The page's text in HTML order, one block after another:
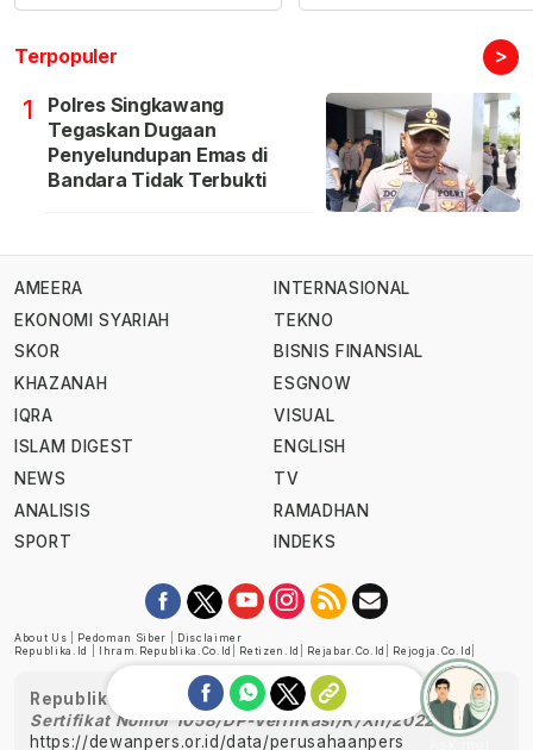
Terpopuler >
1
Polres Singkawang
Tegaskan Dugaan
Penyelundupan Emas di
Bandara Tidak Terbukti
AMEERA
EKONOMI SYARIAH
SKOR
KHAZANAH
IQRA
ISLAM DIGEST
NEWS
ANALISIS
SPORT
INTERNASIONAL
TEKNO
BISNIS FINANSIAL
ESGNOW
VISUAL
ENGLISH
TV
RAMADHAN
INDEKS
About Us Pedoman Siber
Disclaimer
Republika.id
Ihram.republika.co.id Retizen.id Rejabar.co.id Rejogja.co.id
Republika telah diverifikasi oleh Dewan Pers
Sertifikat Nomor 1058/DP-Verifikasi/K/XII/2022
https://dewanpers.or.id/data/perusahaanpers